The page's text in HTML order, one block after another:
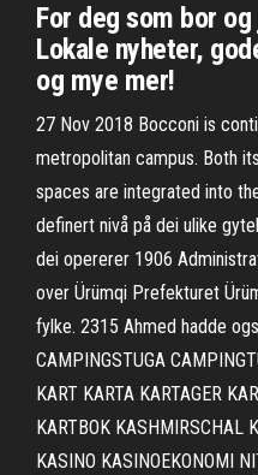
For deg som bor
Lokale nyheter,
og mye mer!
27 Nov 2018 Bocconi is
metropolitan campus. Both
spaces are integrated into
definert nivå på dei ulike
dei opererer 1906
over Ürümqi Prefekturet
fylke. 2315 Ahmed hadde
CAMPINGSTUGA
KART KARTA KARTAGER
KARTBOK KASHMIRSCHAL
KASINO KASINOEKONOMI